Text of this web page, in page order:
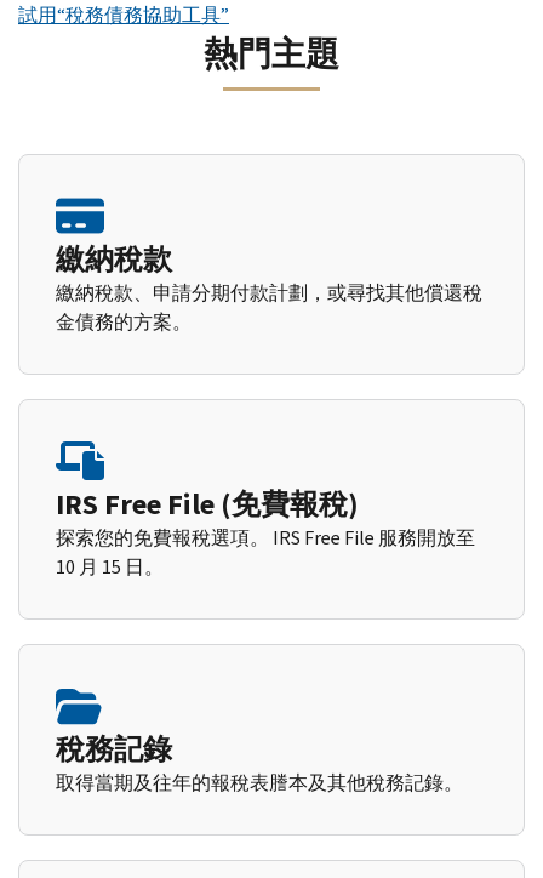
試用“稅務債務協助工具”
熱門主題
繳納稅款
繳納稅款、申請分期付款計劃，或尋找其他償還稅
金債務的方案。
IRS Free File (免費報稅)
探索您的免費報稅選項。 IRS Free File 服務開放至
10 月 15 日。
稅務記錄
取得當期及往年的報稅表謄本及其他稅務記錄。